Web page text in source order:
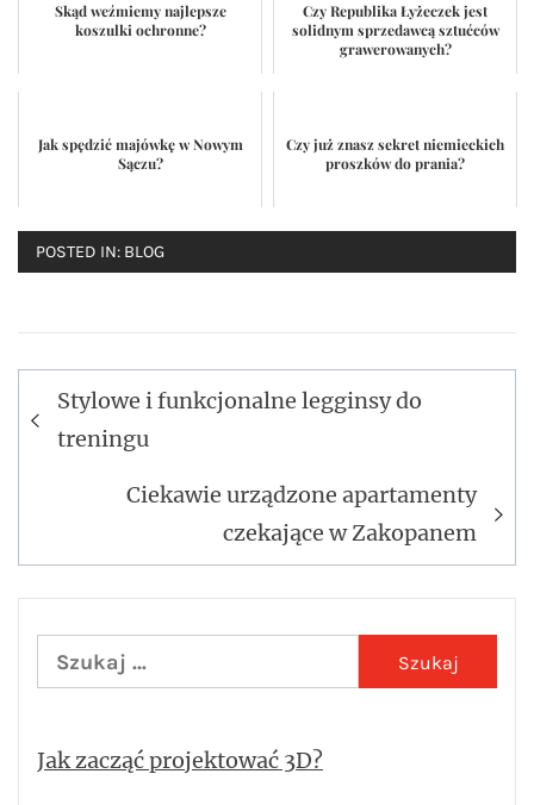
Skąd weźmiemy najlepsze
koszulki ochronne?
Czy Republika Łyżeczek jest
solidnym sprzedawcą sztućców
grawerowanych?
Jak spędzić majówkę w Nowym
Sączu?
Czy już znasz sekret niemieckich
proszków do prania?
POSTED IN: BLOG
Nawigacja
wpisu
Stylowe i funkcjonalne legginsy do
treningu
Ciekawie urządzone apartamenty
czekające w Zakopanem
Szukaj:
Jak zacząć projektować 3D?